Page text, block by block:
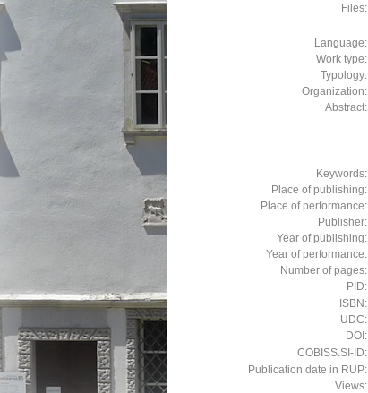
Files:
Language:
Work type:
Typology:
Organization:
Abstract:
Keywords:
Place of publishing:
Place of performance:
Publisher:
Year of publishing:
Year of performance:
Number of pages:
PID:
ISBN:
UDC:
DOI:
COBISS.SI-ID:
Publication date in RUP:
Views: